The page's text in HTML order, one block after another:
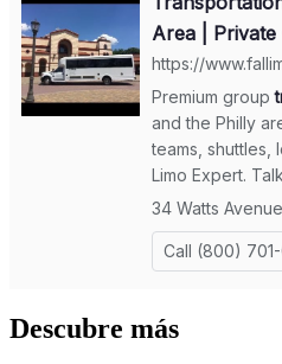
Descubre más